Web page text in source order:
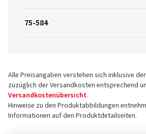
75-584
Alle Preisangaben verstehen sich inklusive
zuzüglich der Versandkosten entsprechend
Versandkostenübersicht.
Hinweise zu den Produktabbildungen
Informationen auf den Produktdetailseiten.